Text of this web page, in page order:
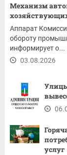
Механизм
Аппарат
обороту
информирует о...
03.08.2026
услуг